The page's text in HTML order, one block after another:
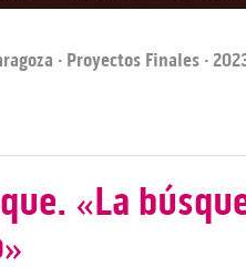
· Proyectos Finales ·
«La